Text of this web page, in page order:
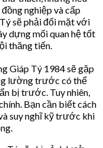
nghiệp và cấp
sẽ phải đối mặt với
dựng mối quan hệ tốt
thăng tiến.
Giáp Tý 1984 sẽ gặp
lường trước có thể
bị trước. Tuy nhiên,
Bạn cần biết cách
suy nghĩ kỹ trước khi